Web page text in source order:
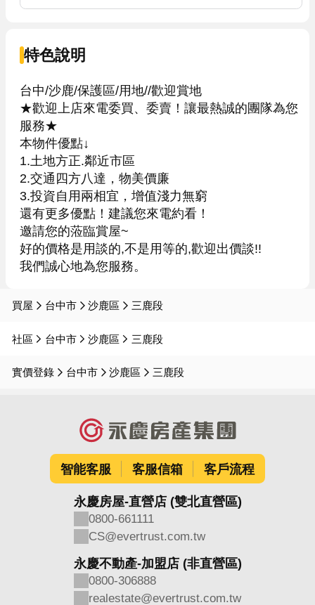
特色說明
台中/沙鹿/保護區/用地//歡迎賞地
★歡迎上店來電委買、委賣！讓最熱誠的團隊為您
服務★
本物件優點↓
1.土地方正.鄰近市區
2.交通四方八達，物美價廉
3.投資自用兩相宜，增值淺力無窮
還有更多優點！建議您來電約看！
邀請您的蒞臨賞屋~
好的價格是用談的,不是用等的,歡迎出價談!!
買屋 台中市 沙鹿區 三鹿段
社區 台中市 沙鹿區 三鹿段
實價登錄 台中市 沙鹿區 三鹿段
智能客服 客服信箱 客戶流程
永慶房屋-直營店 (雙北直營區)
0800-661111
CS@evertrust.com.tw
永慶不動產-加盟店 (非直營區)
0800-306888
realestate@evertrust.com.tw